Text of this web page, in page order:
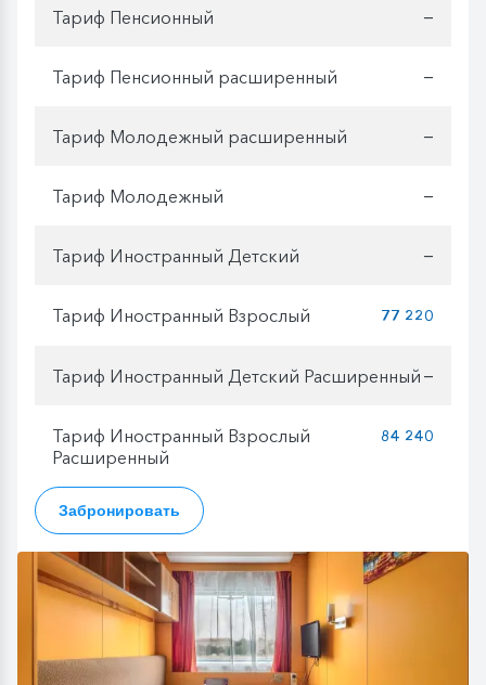
Тариф Пенсионный —
Тариф Пенсионный расширенный —
Тариф Молодежный расширенный —
Тариф Молодежный —
Тариф Иностранный Детский —
Тариф Иностранный Взрослый 77 220
Тариф Иностранный Детский Расширенный —
Тариф Иностранный Взрослый
Расширенный
84 240
Забронировать